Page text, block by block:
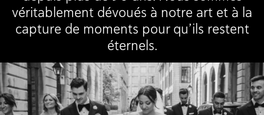
véritablement dévoués à notre art et à la
capture de moments pour qu’ils restent
éternels.